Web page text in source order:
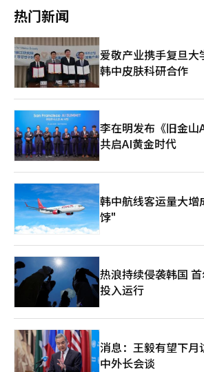
超过900万人。 然而，随着仅依靠LCC特有的低价形象变得困难，
布品牌更新，将原有鲜艳的粉色标志改为温
客户也能感到亲切。桃子航空希望在保持低
泛的年龄层客户。 此外，桃子航空在2024年12月被ANA控股完全
收购。这一地位变化也反映在航线运营和集
期，为了在日本推广LCC模式，桃子航空与
计运费和服务。然而，最近ANA集团内大型
航线和客户群分配的趋势愈发明显。 实际上，ANA在3月底的新航
班时刻表中，停止了从关西机场出发的那霸
四条航线的运营，而桃子航空则增加了新千
这表明大型航空公司将盈利性较低的航线交
这种角色分配的背景是大型航空公司国内航
ANA和JAL在去年的5月的国土交通省专家会
政府支持，国内航线业务实际上是亏损的。
和维护费的上涨，加上人口减少，国内航线
难。ANA方面表示，主要航线的利润用于维
向通货膨胀转变的趋势。那些基于低人力成
企业，正面临吸收成本上升的困难。日本国
少，需求扩大的难度加大，加上中东局势不
公司的成本负担进一步加重。 最终，LCC正进入一个仅靠低票价难
以持续增长的阶段。未来，LCC将面临是与
票价，还是在保持低票价的同时实现盈利的
力。随着通货膨胀的持续，“低价销售以实
业模式的整体战略调整也将不可避免。※ 本
系统翻译与编辑。
的包装从彩色改为黑白。中东的供应链冲击
变了零食包装的颜色。 随着物价压力的持续，消费者的生活防御
心理也变得更加强烈。《日经》表示，价格
务在上半年热销商品中占据了多数。苹果的
脑“MacBook Neo”价格低于10万日元，
大利餐厅连锁店“萨伊泽里亚”在部分门店
以300日元起提供包含饮料的早餐菜单，备受瞩目。 口袋
年并非指某一特定商品，而是指新游戏和纪
热潮。自1996年首次发布游戏以来，口袋妖
成为了陪伴当年玩游戏的世代与其子女共同
堂Switch2的新作游戏“波可阿口袋妖怪”自
五周内售出400万份，展现了口袋妖怪的持续吸引力。
资也能享受瞬间乐趣的体育赛事也受到欢迎
个为日本赢得金牌的组合。在拳击界，因无
的“井上尚弥对中谷潤人”比赛在付费在线
次观看。 《日经》指出，在高物价持续的背景下，消费者倾向于
集中在价格与满意度高的商品和限时活动上
记本电脑、新游戏和体育直播并列成为热销
者在减轻支出压力的同时寻找乐趣的一面。
（AI）系统翻译与编辑。
热门新闻
爱敬产业携手复旦
韩中皮肤科研合作
李在明发布《旧金山
共启AI黄金时代
韩中航线客运量大
饽"
热浪持续侵袭韩国
投入运行
消息：王毅有望下月
中外长会谈